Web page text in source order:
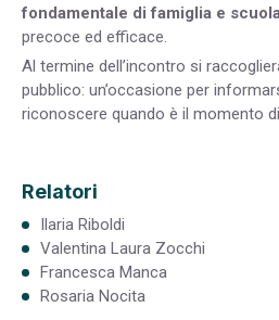
fondamentale di famiglia e
precoce ed efficace.
Al termine dell’incontro si
pubblico: un’occasione per
riconoscere quando è il momento
Relatori
Ilaria Riboldi
Valentina Laura Zocchi
Francesca Manca
Rosaria Nocita